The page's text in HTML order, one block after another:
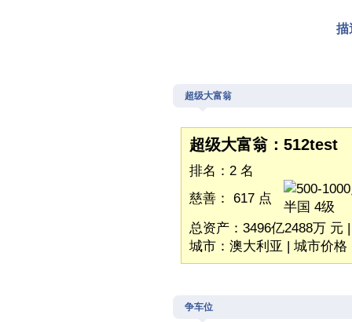
描
超级大富翁
超级大富翁：512test
排名：2 名
慈善： 617 点
总资产：3496亿2488万 元
城市：澳大利亚 | 城市价格
争车位